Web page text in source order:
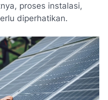
proses instalasi,
diperhatikan.